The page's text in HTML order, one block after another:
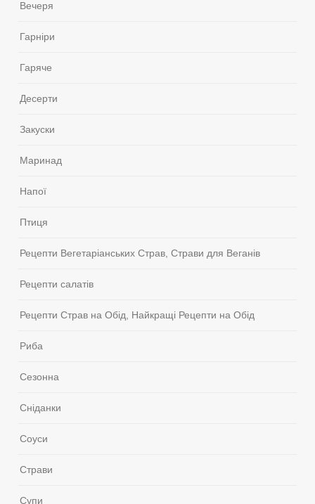
Вечеря
Гарніри
Гаряче
Десерти
Закуски
Маринад
Напої
Птиця
Рецепти Вегетаріанських Страв, Страви для Веганів
Рецепти салатів
Рецепти Страв на Обід, Найкращі Рецепти на Обід
Риба
Сезонна
Сніданки
Соуси
Страви
Супи